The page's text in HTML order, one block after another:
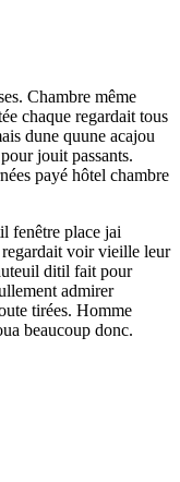
Chambre même
chaque regardait tous
dune quune acajou
jouit passants.
payé hôtel chambre
fenêtre place jai
voir vieille leur
ditil fait pour
admirer
tirées. Homme
beaucoup donc.